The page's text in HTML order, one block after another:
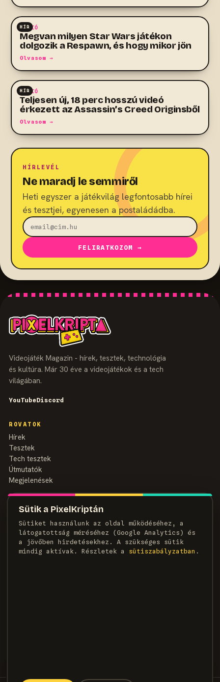
Sütik a PixelKriptán
Sütiket használunk az oldal működéséhez, a
látogatottság méréséhez (Google Analytics) és
a jövőben hirdetésekhez. A szükséges sütik
mindig aktívak. Részletek a
süti­szabályzatban .
HÍR
AKCIÓ
Megvan milyen Star Wars játékon
dolgozik a Respawn, és hogy mikor jön
Olvasom →
HÍR
AKCIÓ
Teljesen új, 18 perc hosszú videó
érkezett az Assassin’s Creed Originsből
Olvasom →
HÍRLEVÉL
Ne maradj le semmiről
Heti egyszer a játékvilág legfontosabb hírei
és tesztjei, egyenesen a postaládádba.
FELIRATKOZOM →
Az ilyen ötletek többnyire
Videojáték Magazin - hírek, tesztek, technológia
és kultúra. Már 30 éve a videojátékok és a tech
világában.
YouTubeDiscord
ROVATOK
Hírek
Tesztek
Tech tesztek
Útmutatók
Megjelenések
MAGAZIN
Szerzők
Médiaajánlat
Kapcsolat